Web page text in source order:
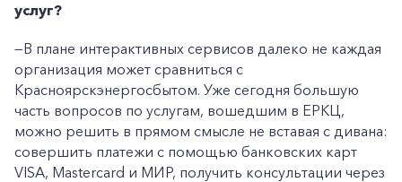
услуг?
—В плане интерактивных сервисов далеко не каждая
организация может сравниться с
Красноярскэнергосбытом. Уже сегодня большую
часть вопросов по услугам, вошедшим в ЕРКЦ,
можно решить в прямом смысле не вставая с дивана:
совершить платежи с помощью банковских карт
VISA, Mastercard и МИР, получить консультации через